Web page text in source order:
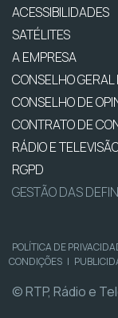
ACESSIBILIDADES
SATÉLITES
A EMPRESA
CONSELHO
CONSELHO DE
CONTRATO DE
RÁDIO E
RGPD
GESTÃO DAS
POLÍTICA DE
CONDIÇÕES |
© RTP, Rádio e